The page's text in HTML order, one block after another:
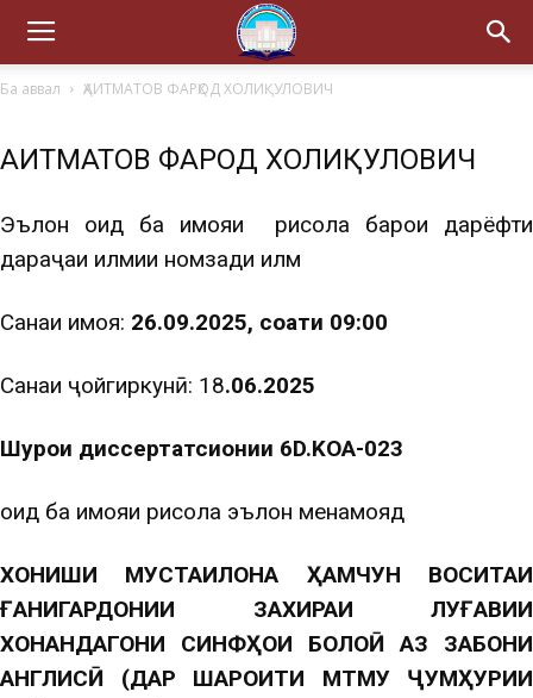
Ба аввал ҲАИТМАТОВ ФАРҲОД ХОЛИҚУЛОВИЧ
ҲАИТМАТОВ ФАРҲОД ХОЛИҚУЛОВИЧ
Эълон оид ба ҳимояи рисола барои дарёфти
дараҷаи илмии номзади илм
Санаи ҳимоя: 26.09.2025, соати 09:00
Санаи ҷойгиркунӣ: 18.06.2025
Шурои диссертатсионии 6D.KOA-023
оид ба ҳимояи рисола эълон менамояд
ХОНИШИ МУСТАҚИЛОНА ҲАМЧУН ВОСИТАИ
ҒАНИГАРДОНИИ ЗАХИРАИ ЛУҒАВИИ
ХОНАНДАГОНИ СИНФҲОИ БОЛОӢ АЗ ЗАБОНИ
АНГЛИСӢ (ДАР ШАРОИТИ МТМУ ҶУМҲУРИИ